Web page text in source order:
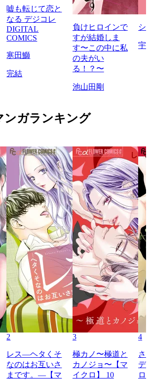
嘘も転じて恋と
なる デジコレ
DIGITAL
COMICS
寒田鰤
完結
負けヒロインで
すが結婚しま
す〜この中に私
の夫がい
る！？〜
池山田剛
シ
宇
ンガランキング
2
レス―ヘタくそ
なのはお互いさ
まです。―【マ
3
極カノ〜極道と
カノジョ〜【マ
イクロ】 10
4
さ
デ
ロ